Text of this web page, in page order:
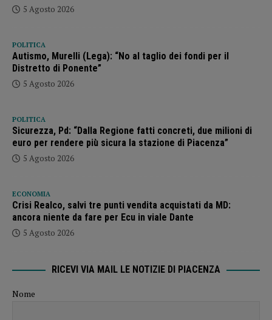
5 Agosto 2026
POLITICA
Autismo, Murelli (Lega): “No al taglio dei fondi per il
Distretto di Ponente”
5 Agosto 2026
POLITICA
Sicurezza, Pd: “Dalla Regione fatti concreti, due milioni di
euro per rendere più sicura la stazione di Piacenza”
5 Agosto 2026
ECONOMIA
Crisi Realco, salvi tre punti vendita acquistati da MD:
ancora niente da fare per Ecu in viale Dante
5 Agosto 2026
RICEVI VIA MAIL LE NOTIZIE DI PIACENZA
Nome